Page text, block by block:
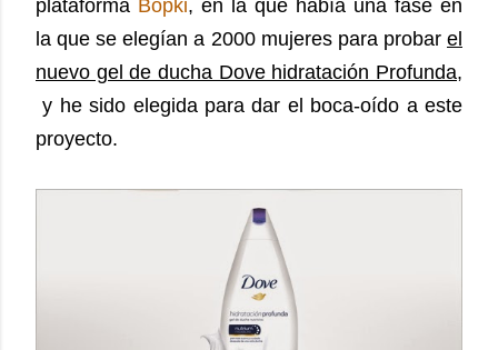
plataforma Bopki, en la que había una fase en
la que se elegían a 2000 mujeres para probar el
nuevo gel de ducha Dove hidratación Profunda,
y he sido elegida para dar el boca-oído a este
proyecto.